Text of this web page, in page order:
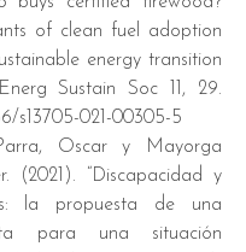
of clean fuel adoption
energy transition
Sustain Soc 11, 29.
s13705-021-00305-5
Oscar y Mayorga
(2021). “Discapacidad y
la propuesta de una
para una situación